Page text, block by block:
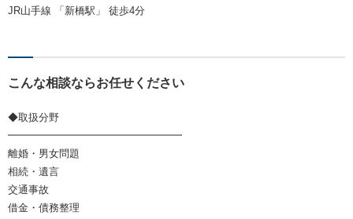
JR山手線 「新橋駅」 徒歩4分
こんな相談ならお任せください
◆取扱分野
━━━━━━━━━━━━━━━━━
離婚・男女問題
相続・遺言
交通事故
借金・債務整理